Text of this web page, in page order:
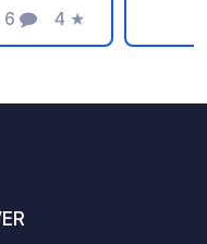
zijn
6
Commentaren
4
Beoordeling
★